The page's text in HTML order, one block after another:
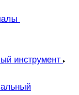
инструмент